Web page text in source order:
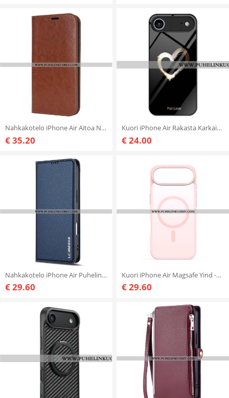
Nahkakotelo iPhone Air Aitoa Nahkaa
€ 35.20
Kuori iPhone Air Rakasta Karkaistua Lasia
€ 24.00
Nahkakotelo iPhone Air Puhelinkuoret Klassinen Lc.imeeke
€ 29.60
Kuori iPhone Air Magsafe Yind -sarja Dux Ducis
€ 29.60